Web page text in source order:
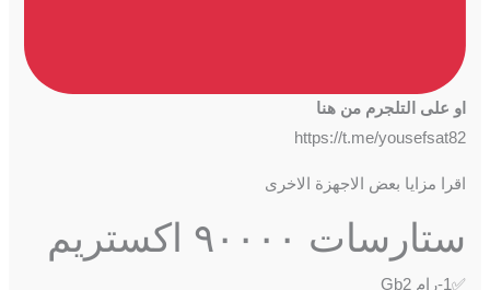
او على التلجرم من هنا
https://t.me/yousefsat82
اقرا مزايا بعض الاجهزة الاخرى
ستارسات ٩٠٠٠٠ اكستريم
✅1-رام Gb2